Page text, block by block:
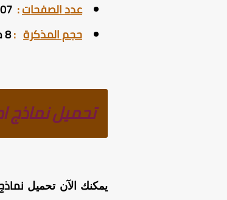
عدد الصفحات:
حجم المذكرة :8 ميجا
تحميل نماذج
يمكنك الآن تحميل